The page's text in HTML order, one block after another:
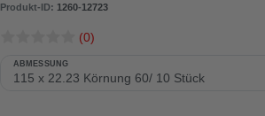
Produkt-ID: 1260-12723
(0)
ABMESSUNG